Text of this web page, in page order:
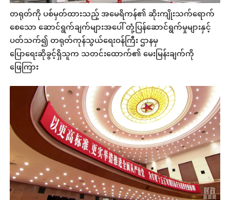
တရုတ်ကို ပစ်မှတ်ထားသည့် အမေရိကန်၏ ဆိုးကျိုးသက်ရောက်
စေသော ဆောင်ရွက်ချက်များအပေါ် တုံ့ပြန်ဆောင်ရွက်မှုများနှင့်
ပတ်သက်၍ တရုတ်ကုန်သွယ်ရေးဝန်ကြီး ဌာနမှ
ပြောရေးဆိုခွင့်ရှိသူက သတင်းထောက်၏ မေးမြန်းချက်ကို
ဖြေကြား